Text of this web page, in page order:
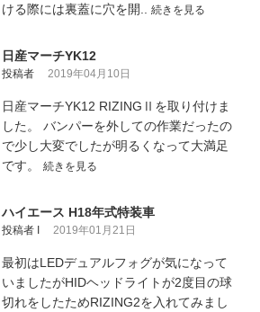
ける際には裏蓋に穴を開.. 続きを見る
日産マーチYK12
投稿者 2019年04月10日
日産マーチYK12 RIZINGⅡを取り付けま
した。 バンパーを外しての作業だったの
で少し大変でしたが明るくなって大満足
です。 続きを見る
ハイエース H18年式特装車
投稿者 I 2019年01月21日
最初はLEDデュアルフォグが気になって
いましたがHIDヘッドライトが2度目の球
切れをしたためRIZING2を入れてみまし